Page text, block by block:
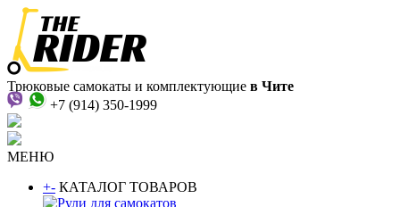
Трюковые самокаты и комплектующие в Чите
+7 (914) 350-1999
МЕНЮ
+- КАТАЛОГ ТОВАРОВ